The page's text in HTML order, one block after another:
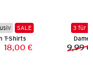
SALE
T-Shirts
Vorheriger Preis:
Neuer Preis:
18,00 €
3 für 2
9,99 €